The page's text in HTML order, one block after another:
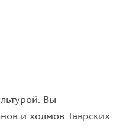
Вы
и холмов Таврских